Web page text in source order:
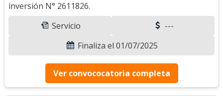
inversión N° 2611826.
Servicio
---
Finaliza el 01/07/2025
Ver convococatoria completa